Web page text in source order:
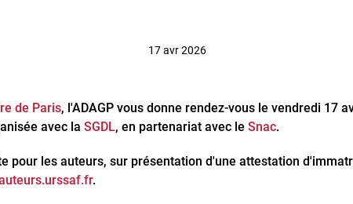
17 avr 2026
de Paris, l'ADAGP vous donne rendez-vous le vendredi 17
avec la SGDL, en partenariat avec le Snac.
pour les auteurs, sur présentation d'une attestation
.